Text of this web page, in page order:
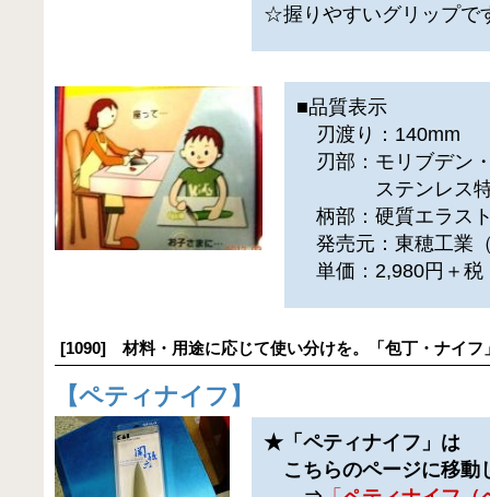
☆握りやすいグリップで
■品質表示
刃渡り：140mm
刃部：モリブデン
ステンレス特
柄部：硬質エラス
発売元：東穂工業
単価：2,980円＋税
[1090] 材料・用途に応じて使い分けを。「包丁・ナイフ
【ペティナイフ 】
★「ペティナイフ」は
こちらのページに移動